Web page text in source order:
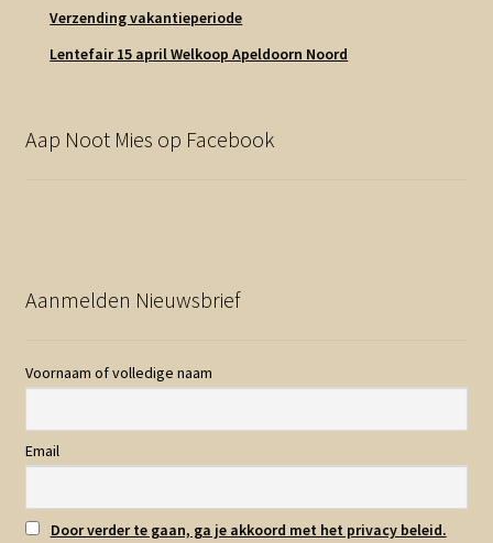
Verzending vakantieperiode
Lentefair 15 april Welkoop Apeldoorn Noord
Aap Noot Mies op Facebook
Aanmelden Nieuwsbrief
Voornaam of volledige naam
Email
Door verder te gaan, ga je akkoord met het privacy beleid.